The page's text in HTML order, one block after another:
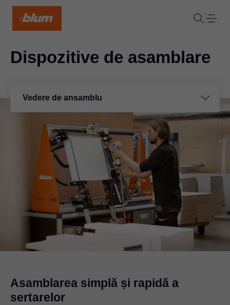
Vedere de ansamblu
Dispozitive de asamblare
Asamblarea simplă și rapidă a
sertarelor